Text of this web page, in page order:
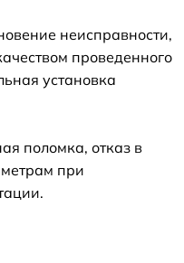
неисправности,
проведенного
установка
поломка, отказ в
при